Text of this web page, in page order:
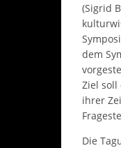
(Sigrid
dem
Ziel soll
ihrer
Die